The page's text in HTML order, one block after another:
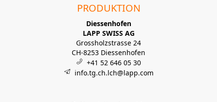
PRODUKTION
Diessenhofen
LAPP SWISS AG
Grossholzstrasse 24
CH-8253 Diessenhofen
+41 52 646 05 30
info.tg.ch.lch@lapp.com